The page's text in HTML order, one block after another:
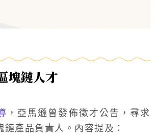
塊鏈人才
，亞馬遜曾發佈徵才公告，尋求
鏈產品負責人。內容提及：